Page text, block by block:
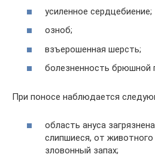
усиленное сердцебиение;
озноб;
взъерошенная шерсть;
болезненность брюшной
При поносе наблюдается
область ануса
слипшиеся, от
зловонный запах;